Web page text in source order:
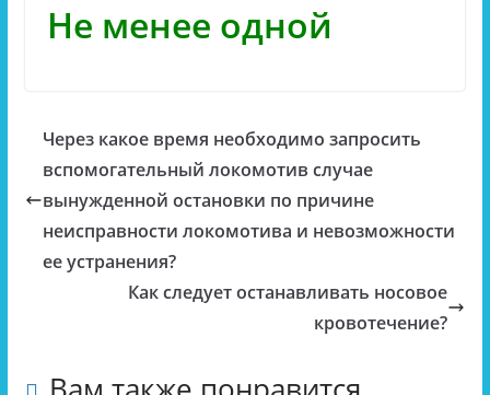
Не менее одной
Через какое время необходимо запросить
вспомогательный локомотив случае
вынужденной остановки по причине
неисправности локомотива и невозможности
ее устранения?
Как следует останавливать носовое
кровотечение?